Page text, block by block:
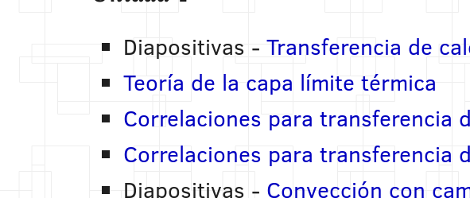
Diapositivas - Transferencia de
Teoría de la capa límite térmica
Correlaciones para transferencia
Correlaciones para transferencia
Diapositivas - Convección con